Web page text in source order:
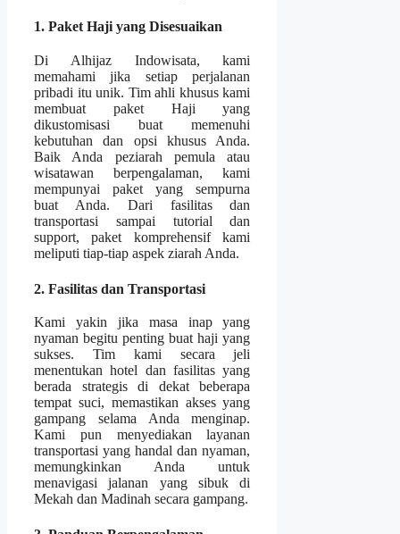
1. Paket Haji yang Disesuaikan
Di Alhijaz Indowisata, kami
memahami jika setiap perjalanan
pribadi itu unik. Tim ahli khusus kami
membuat paket Haji yang
dikustomisasi buat memenuhi
kebutuhan dan opsi khusus Anda.
Baik Anda peziarah pemula atau
wisatawan berpengalaman, kami
mempunyai paket yang sempurna
buat Anda. Dari fasilitas dan
transportasi sampai tutorial dan
support, paket komprehensif kami
meliputi tiap-tiap aspek ziarah Anda.
2. Fasilitas dan Transportasi
Kami yakin jika masa inap yang
nyaman begitu penting buat haji yang
sukses. Tim kami secara jeli
menentukan hotel dan fasilitas yang
berada strategis di dekat beberapa
tempat suci, memastikan akses yang
gampang selama Anda menginap.
Kami pun menyediakan layanan
transportasi yang handal dan nyaman,
memungkinkan Anda untuk
menavigasi jalanan yang sibuk di
Mekah dan Madinah secara gampang.